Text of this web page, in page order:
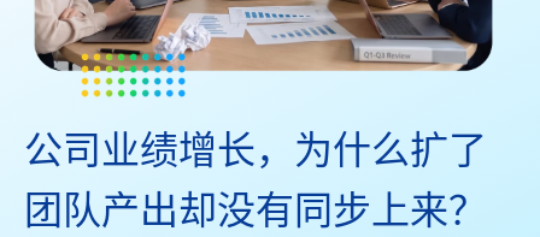
公司业绩增长，为什么扩了
团队产出却没有同步上来？